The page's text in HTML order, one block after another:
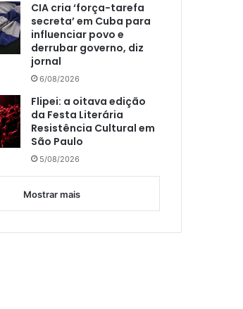
CIA cria ‘força-tarefa
secreta’ em Cuba para
influenciar povo e
derrubar governo, diz
jornal
6/08/2026
Flipei: a oitava edição
da Festa Literária
Resistência Cultural em
São Paulo
5/08/2026
Mostrar mais